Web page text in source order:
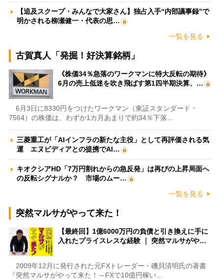
【追及スクープ・みんなで大家さん】独占入手“内部議事録”で
明かされる柳瀬健一・代表の思…
一覧を見る
古賀真人「発掘！好決算銘柄」
《株価34％急落のワークマンに特大反転の期待》
6月の売上低迷を吹き飛ばす第1四半期決算、…
6月3日に8330円をつけたワークマン（東証スタンダード・
7564）の株価は、わずか1カ月あまりで約34％下落…
三菱重工が「AIインフラの新たな主役」として再評価される気
運 エヌビディアとの提携でAI…
キオクシアHD「7万円割れからの急反発」は再びの上昇局面へ
の反転シグナルか？ 市場のムー…
一覧を見る
突然マルサがやって来た！
【最終回】1億6000万円の負債と引き換えに手に
入れたプライスレスな経験 ｜ 突然マルサがや…
2009年12月に発行された元FXトレーダー・磯貝清明氏の著書
『突然マルサがやって来た！～FXで10億円稼い…